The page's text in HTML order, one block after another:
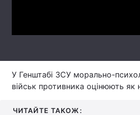
Послуги
У Генштабі ЗСУ морально-
військ противника оцінюють як
ЧИТАЙТЕ ТАКОЖ: